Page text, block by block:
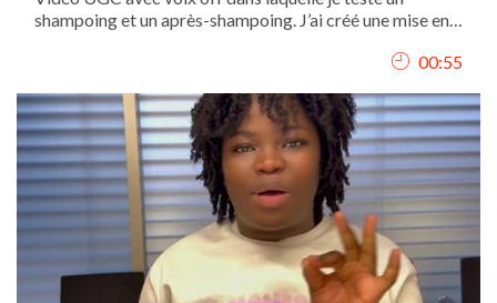
shampoing et un après-shampoing. J’ai créé une mise en
étapes et mis en valeur les produits à travers des plans00:55